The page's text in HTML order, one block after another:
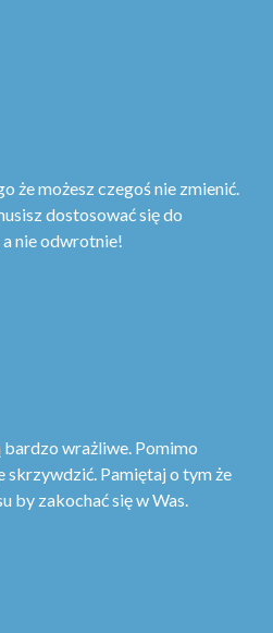
że możesz czegoś nie zmienić.
dostosować się do
nie odwrotnie!
bardzo wrażliwe. Pomimo
Pamiętaj o tym że
by zakochać się w Was.